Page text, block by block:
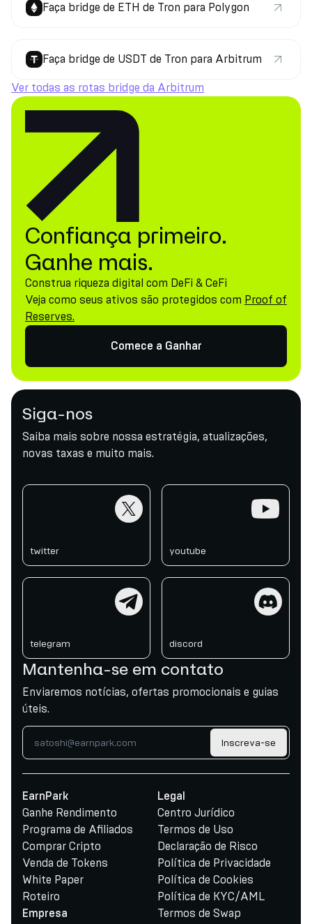
Faça bridge de ETH de Tron para Polygon
Faça bridge de USDT de Tron para Arbitrum
Ver todas as rotas bridge da Arbitrum
Confiança primeiro.
Ganhe mais.
Construa riqueza digital com DeFi & CeFi
Veja como seus ativos são protegidos com Proof of
Reserves.
Comece a Ganhar
Siga-nos
Saiba mais sobre nossa estratégia, atualizações,
novas taxas e muito mais.
twitter youtube
telegram discord
Mantenha-se em contato
Enviaremos notícias, ofertas promocionais e guias
úteis.
Inscreva-se
EarnPark
Ganhe Rendimento
Programa de Afiliados
Comprar Cripto
Venda de Tokens
White Paper
Roteiro
Empresa
Legal
Centro Jurídico
Termos de Uso
Declaração de Risco
Política de Privacidade
Política de Cookies
Política de KYC/AML
Termos de Swap